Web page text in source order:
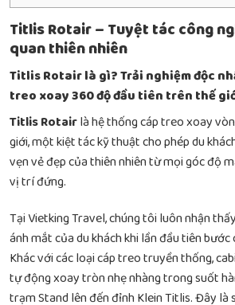
Titlis Rotair – Tuyệt tác công
quan thiên nhiên
Titlis Rotair là gì? Trải nghiệm độc
treo xoay 360 độ đầu tiên trên thế
Titlis Rotairlà hệ thống cáp treo xoay
giới, một kiệt tác kỹ thuật cho phép du
vẹn vẻ đẹp của thiên nhiên từ mọi góc độ
vị trí đứng.
Tại Vietking Travel, chúng tôi luôn nhận
ánh mắt của du khách khi lần đầu tiên bước
Khác với các loại cáp treo truyền thống,
tự động xoay tròn nhẹ nhàng trong suốt
trạm Stand lên đến đỉnh Klein Titlis. Đây là